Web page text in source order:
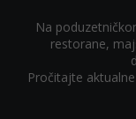
Na
restorane,
Pročitajte